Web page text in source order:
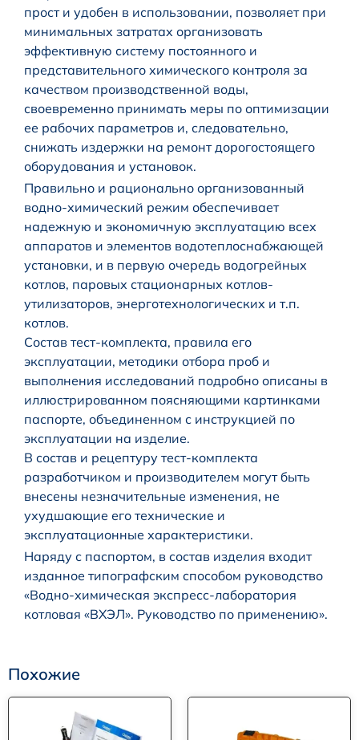
прост и удобен в использовании, позволяет при
минимальных затратах организовать
эффективную систему постоянного и
представительного химического контроля за
качеством производственной воды,
своевременно принимать меры по оптимизации
ее рабочих параметров и, следовательно,
снижать издержки на ремонт дорогостоящего
оборудования и установок.
Правильно и рационально организованный
водно-химический режим обеспечивает
надежную и экономичную эксплуатацию всех
аппаратов и элементов водотеплоснабжающей
установки, и в первую очередь водогрейных
котлов, паровых стационарных котлов-
утилизаторов, энерготехнологических и т.п.
котлов.
Состав тест-комплекта, правила его
эксплуатации, методики отбора проб и
выполнения исследований подробно описаны в
иллюстрированном поясняющими картинками
паспорте, объединенном с инструкцией по
эксплуатации на изделие.
В состав и рецептуру тест-комплекта
разработчиком и производителем могут быть
внесены незначительные изменения, не
ухудшающие его технические и
эксплуатационные характеристики.
Наряду с паспортом, в состав изделия входит
изданное типографским способом руководство
«Водно-химическая экспресс-лаборатория
котловая «ВХЭЛ». Руководство по применению».
Похожие